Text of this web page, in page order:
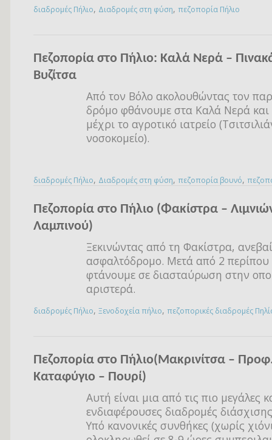
διαδρομές Πήλιο, Διαδρομές στη φύση, πεζοπορία Πήλιο
Πεζοπορία στο Πήλιο: Καλά Νερά –
Βυζίτσα
Από τον Βόλο ακολουθώντας τον
δρόμο φθάνουμε στα Καλά Νερά και
μέχρι το αγροτικό ιατρείο
νοσοκομείο).
διαδρομές Πήλιο, Διαδρομές στη φύση, πεζοπορία βουνό,
Πεζοπορία στο Πήλιο (Φακίστρα –
Λαμπινού)
Ξεκινώντας από τη Φακίστρα,
ασφαλτόδρομο. Μετά από 2 περίπου
φτάνουμε σε διασταύρωση στην
αριστερά.
διαδρομές Πήλιο, Ξενοδοχεία πήλιο, πεζοπορικές διαδρομές
Πεζοπορία στο Πήλιο(Μακρινίτσα –
Καταφύγιο – Πουρί)
Αυτή είναι μια από τις πιο μεγάλες
ενδιαφέρουσες διαδρομές
Υπό κανονικές συνθήκες (χωρίς